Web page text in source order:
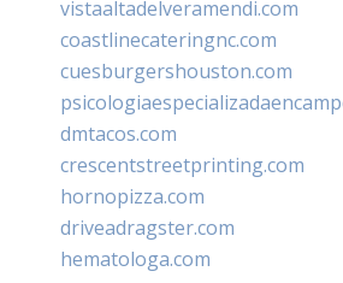
vistaaltadelveramendi.com
coastlinecateringnc.com
cuesburgershouston.com
dmtacos.com
crescentstreetprinting.com
hornopizza.com
driveadragster.com
hematologa.com